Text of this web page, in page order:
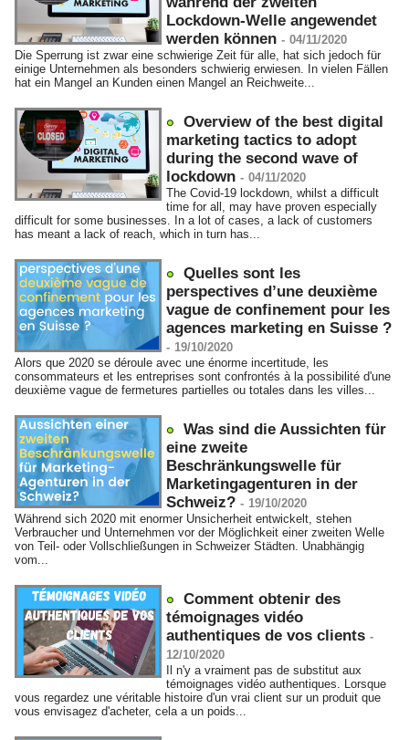
Lockdown-Welle angewendet
werden können - 04/11/2020
Die Sperrung ist zwar eine schwierige Zeit für alle, hat sich jedoch für
einige Unternehmen als besonders schwierig erwiesen. In vielen Fällen
hat ein Mangel an Kunden einen Mangel an Reichweite...
Overview of the best digital
marketing tactics to adopt
during the second wave of
lockdown - 04/11/2020
The Covid-19 lockdown, whilst a difficult
time for all, may have proven especially
difficult for some businesses. In a lot of cases, a lack of customers
has meant a lack of reach, which in turn has...
Quelles sont les
perspectives d’une deuxième
vague de confinement pour les
agences marketing en Suisse ?
- 19/10/2020
Alors que 2020 se déroule avec une énorme incertitude, les
consommateurs et les entreprises sont confrontés à la possibilité d'une
deuxième vague de fermetures partielles ou totales dans les villes...
Was sind die Aussichten für
eine zweite
Beschränkungswelle für
Marketingagenturen in der
Schweiz? - 19/10/2020
Während sich 2020 mit enormer Unsicherheit entwickelt, stehen
Verbraucher und Unternehmen vor der Möglichkeit einer zweiten Welle
von Teil- oder Vollschließungen in Schweizer Städten. Unabhängig
vom...
Comment obtenir des
témoignages vidéo
authentiques de vos clients -
12/10/2020
Il n'y a vraiment pas de substitut aux
témoignages vidéo authentiques. Lorsque
vous regardez une véritable histoire d'un vrai client sur un produit que
vous envisagez d'acheter, cela a un poids...